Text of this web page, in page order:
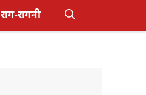
राग-रागनी